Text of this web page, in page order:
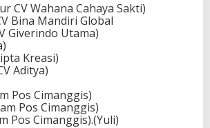
CV Wahana Cahaya Sakti)
Bina Mandiri Global
Giverindo Utama)
Kreasi)
Aditya)
Pos Cimanggis)
Pos Cimanggis)
Pos Cimanggis).(Yuli)